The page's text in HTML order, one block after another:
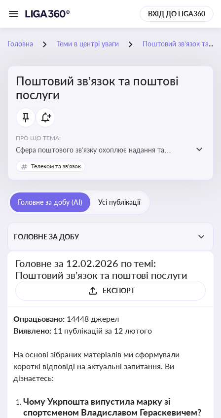
ВХІД ДО LIGA360
Головна Теми в центрі уваги Поштовий зв’язок та поштові послуги
Поштовий зв’язок та поштові
послуги
ПРО ЩО ТЕМА:
Сфера поштового зв’язку охоплює надання та
контроль послуг поштового обслуговування, що
регулюється спеціальним законодавством. Для
ліцензійних умов, участі в державних реєстрах і
забезпечення прав споживачів.
Телеком та зв'язок
Головне за добу (AI) Усі публікації
ГОЛОВНЕ ЗА ДОБУ
Головне за 12.02.2026 по темі:
Поштовий зв’язок та поштові послуги
ЕКСПОРТ
Опрацьовано: 14448 джерел
Виявлено: 11 публікацій за 12 лютого
На основі зібраних матеріалів ми сформували
короткі відповіді на актуальні запитання. Ви
дізнаєтесь:
Чому Укрпошта випустила марку зі
спортсменом Владиславом Гераскевичем?